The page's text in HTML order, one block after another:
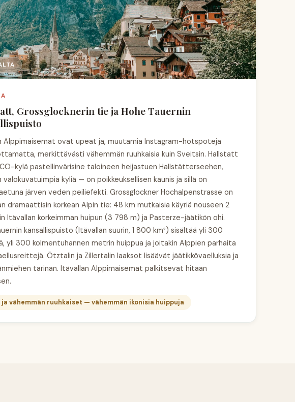
Grossglocknerin tie ja Hohe Tauernin
Alppimaisemat ovat upeat ja, muutamia Instagram-hotspoteja
ottamatta, merkittävästi vähemmän ruuhkaisia kuin Sveitsin. Hallstatt
kylä pastellinvärisine taloineen heijastuen Hallstätterseehen,
valokuvatuimpia kyliä — on poikkeuksellisen kaunis ja sillä on
järven veden peiliefekti. Grossglockner Hochalpenstrasse on
dramaattisin korkean Alpin tie: 48 km mutkaisia käyriä nouseen 2
Itävallan korkeimman huipun (3 798 m) ja Pasterze-jäätikön ohi.
kansallispuisto (Itävallan suurin, 1 800 km²) sisältää yli 300
yli 300 kolmentuhannen metrin huippua ja joitakin Alppien parhaita
Ötztalin ja Zillertalin laaksot lisäävät jäätikkövaelluksia ja
tarinan. Itävallan Alppimaisemat palkitsevat hitaan
ja vähemmän ruuhkaiset — vähemmän ikonisia huippuja